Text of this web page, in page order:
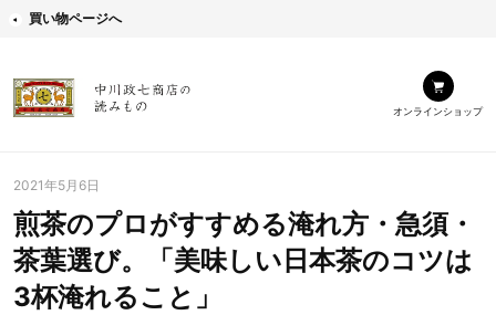
買い物ページへ
オンラインショップ
2021年5月6日
煎茶のプロがすすめる淹れ方・急須・
茶葉選び。「美味しい日本茶のコツは
3杯淹れること」